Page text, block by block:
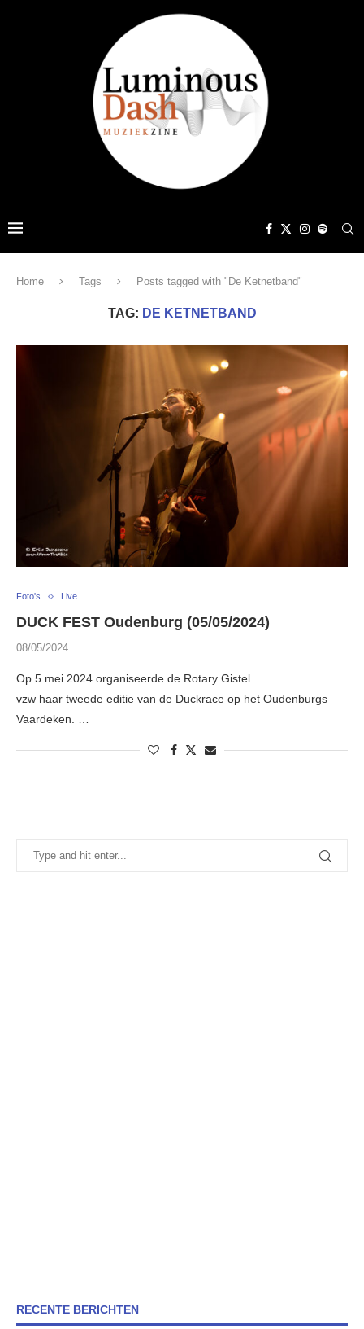
Home Tags Posts tagged with "De Ketnetband"
TAG: DE KETNETBAND
Foto's Live
DUCK FEST Oudenburg (05/05/2024)
08/05/2024
Op 5 mei 2024 organiseerde de Rotary Gistel
vzw haar tweede editie van de Duckrace op het Oudenburgs
Vaardeken. …
RECENTE BERICHTEN